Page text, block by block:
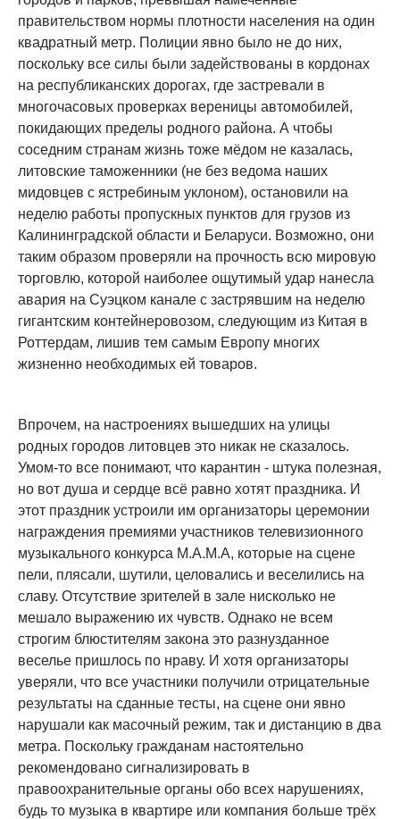
правительством нормы плотности населения на один
квадратный метр. Полиции явно было не до них,
поскольку все силы были задействованы в кордонах
на республиканских дорогах, где застревали в
многочасовых проверках вереницы автомобилей,
покидающих пределы родного района. А чтобы
соседним странам жизнь тоже мёдом не казалась,
литовские таможенники (не без ведома наших
мидовцев с ястребиным уклоном), остановили на
неделю работы пропускных пунктов для грузов из
Калининградской области и Беларуси. Возможно, они
таким образом проверяли на прочность всю мировую
торговлю, которой наиболее ощутимый удар нанесла
авария на Суэцком канале с застрявшим на неделю
гигантским контейнеровозом, следующим из Китая в
Роттердам, лишив тем самым Европу многих
жизненно необходимых ей товаров.
Впрочем, на настроениях вышедших на улицы
родных городов литовцев это никак не сказалось.
Умом-то все понимают, что карантин - штука полезная,
но вот душа и сердце всё равно хотят праздника. И
этот праздник устроили им организаторы церемонии
награждения премиями участников телевизионного
музыкального конкурса М.А.М.А, которые на сцене
пели, плясали, шутили, целовались и веселились на
славу. Отсутствие зрителей в зале нисколько не
мешало выражению их чувств. Однако не всем
строгим блюстителям закона это разнузданное
веселье пришлось по нраву. И хотя организаторы
уверяли, что все участники получили отрицательные
результаты на сданные тесты, на сцене они явно
нарушали как масочный режим, так и дистанцию в два
метра. Поскольку гражданам настоятельно
рекомендовано сигнализировать в
правоохранительные органы обо всех нарушениях,
будь то музыка в квартире или компания больше трёх